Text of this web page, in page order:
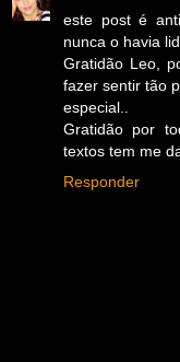
este post é
nunca o havia
Gratidão Leo,
fazer sentir tão
especial..
Gratidão por
textos tem me
Responder